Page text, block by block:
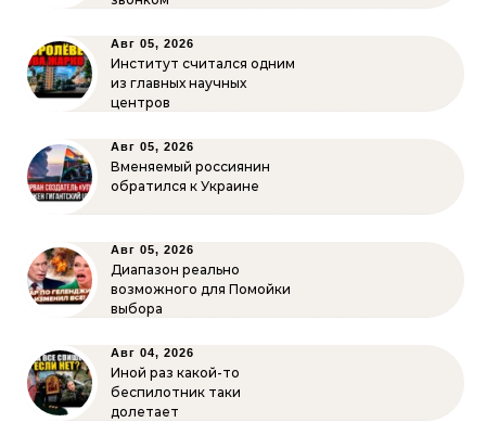
Авг 05, 2026
Институт считался одним
из главных научных
центров
Авг 05, 2026
Вменяемый россиянин
обратился к Украине
Авг 05, 2026
Диапазон реально
возможного для Помойки
выбора
Авг 04, 2026
Иной раз какой-то
беспилотник таки
долетает